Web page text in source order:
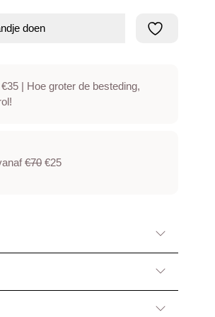
doen
| Hoe groter de besteding,
€70 €25